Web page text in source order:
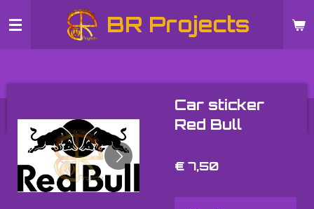
direct
hoofdinhoud
BR Projects
Car sticker
Red Bull
€ 7,50